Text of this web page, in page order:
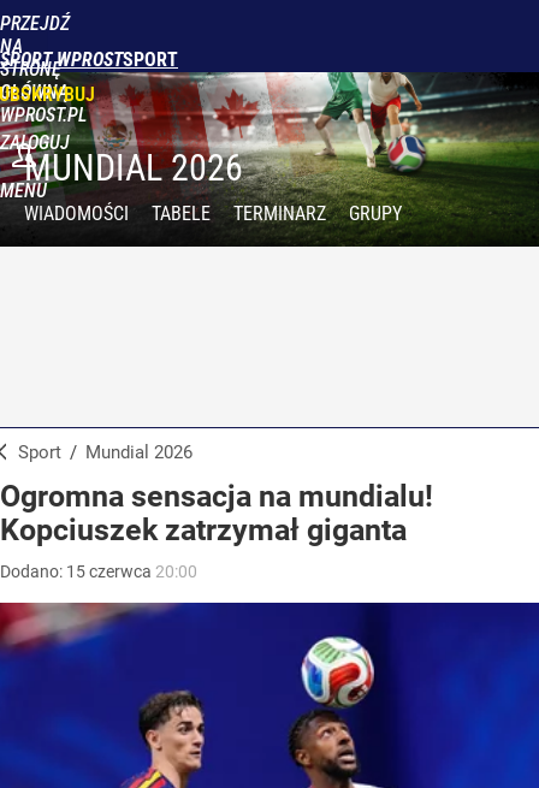
PRZEJDŹ
NA
STRONĘ
GŁÓWNĄ
WPROST.PL
SPORT WPROST
ZALOGUJ
MENU
MUNDIAL 2026
WIADOMOŚCI TABELE TERMINARZ GRUPY
Sport / Mundial 2026
Ogromna sensacja na mundialu!
Kopciuszek zatrzymał giganta
Dodano: 15czerwca 20:00